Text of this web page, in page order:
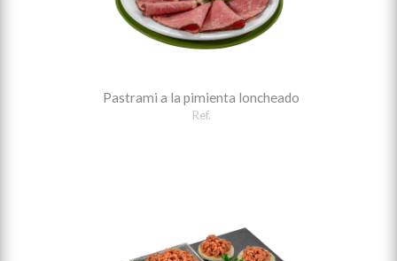
Pastrami a la pimienta loncheado
Ref.